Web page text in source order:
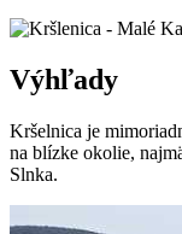
Výhľady
Kršelnica je
na blízke okolie,
Slnka.